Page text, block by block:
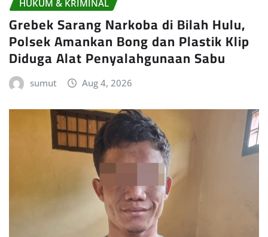
HUKUM & KRIMINAL
Grebek Sarang Narkoba di Bilah Hulu,
Polsek Amankan Bong dan Plastik Klip
Diduga Alat Penyalahgunaan Sabu
sumut Aug 4, 2026